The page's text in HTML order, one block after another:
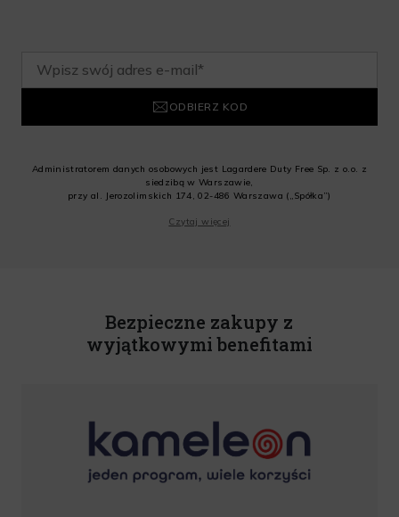
ODBIERZ KOD
Administratorem danych osobowych jest Lagardere Duty Free Sp. z o.o. z
siedzibą w Warszawie,
przy al. Jerozolimskich 174, 02-486 Warszawa („Spółka”)
Sp. z o.o. informacji handlowych, w tym newslettera, informacji o promocjach
Rabat nie łączy się z innymi promocjami. W celu skorzystania z rabatu,
należy wprowadzić kod podczas procesu składania zamówienia.
Czytaj więcej
Bezpieczne zakupy z
wyjątkowymi benefitami